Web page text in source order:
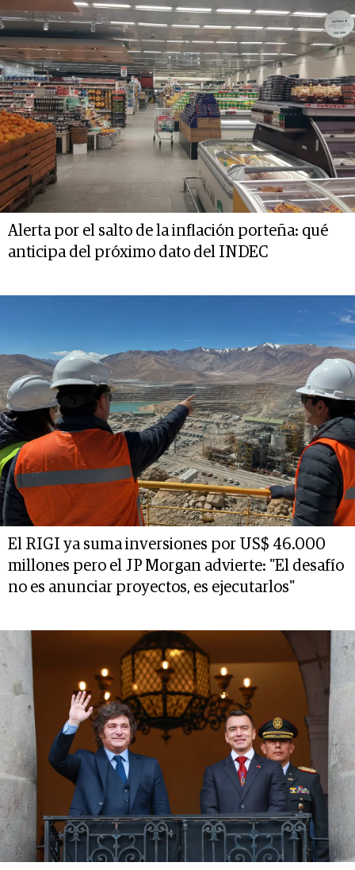
Alerta por el salto de la inflación porteña: qué
anticipa del próximo dato del INDEC
El RIGI ya suma inversiones por US$ 46.000
millones pero el JP Morgan advierte: "El desafío
no es anunciar proyectos, es ejecutarlos"